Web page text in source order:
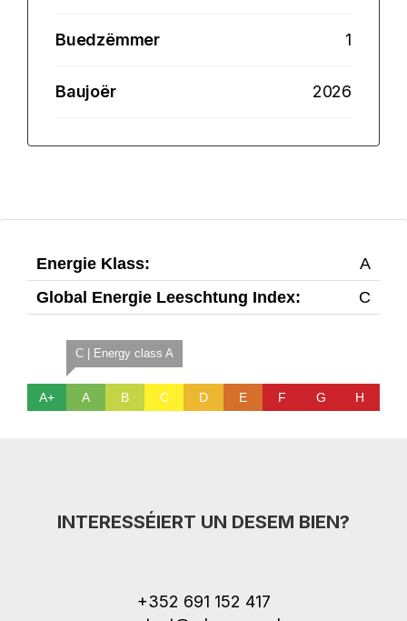
Buedzëmmer 1
Baujoër 2026
Energie Klass:
A
Global Energie Leeschtung Index:
C
A+
C | Energy class A
A B C D E F G H
INTERESSÉIERT UN DESEM BIEN?
+352 691 152 417